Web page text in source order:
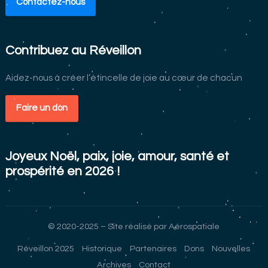
Contribuez au Réveillon
Aidez-nous à créer l’étincelle de joie au cœur de chacun
Faire un don
Joyeux Noël, paix, joie, amour, santé et
prospérité en 2026 !
© 2020-2025 – Site réalisé parAérospatiale
Réveillon 2025 Historique Partenaires Dons
Nouvelles
Archives
Contact